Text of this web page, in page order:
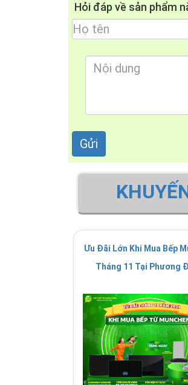
Hỏi đáp về sản phẩm
Ưu Đãi Lớn Khi Mua Bếp
Tháng 11 Tại Phương